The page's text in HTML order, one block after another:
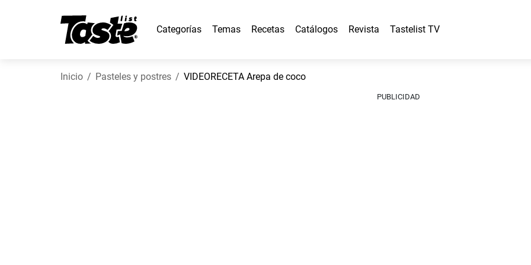
Categorías Temas Recetas Catálogos Revista Tastelist TV
Inicio Pasteles y postres VIDEORECETA Arepa de coco
PUBLICIDAD